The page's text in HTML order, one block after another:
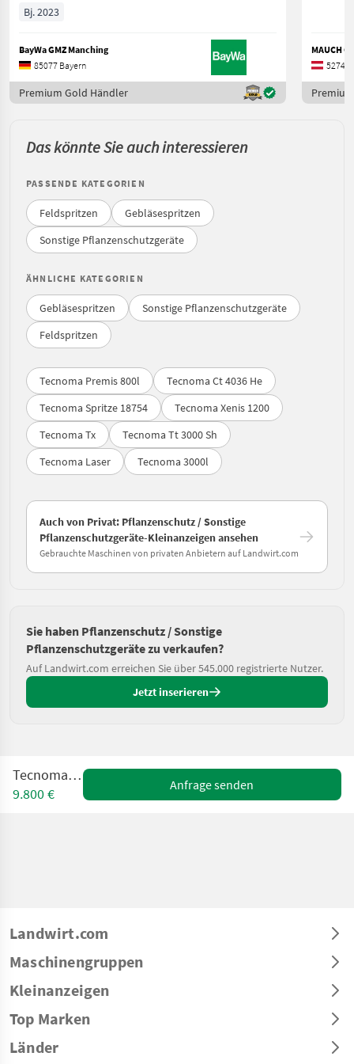
Bj. 2023
BayWa GMZ Manching
85077 Bayern
Premium Gold Händler
MAUCH
5274
Das könnte Sie auch interessieren
PASSENDE KATEGORIEN
Feldspritzen
Gebläsespritzen
Sonstige Pflanzenschutzgeräte
ÄHNLICHE KATEGORIEN
Gebläsespritzen
Sonstige Pflanzenschutzgeräte
Feldspritzen
Tecnoma Premis 800l
Tecnoma Ct 4036 He
Tecnoma Spritze 18754
Tecnoma Xenis 1200
Tecnoma Tx
Tecnoma Tt 3000 Sh
Tecnoma Laser
Tecnoma 3000l
Auch von Privat: Pflanzenschutz / Sonstige
Pflanzenschutzgeräte-Kleinanzeigen ansehen
Gebrauchte Maschinen von privaten Anbietern auf Landwirt.com
Sie haben Pflanzenschutz / Sonstige
Pflanzenschutzgeräte zu verkaufen?
Auf Landwirt.com erreichen Sie über 545.000 registrierte Nutzer.
Jetzt inserieren
Tecnoma 3000l
9.800 €
Anfrage senden
Landwirt.com
Maschinengruppen
Kleinanzeigen
Top Marken
Länder